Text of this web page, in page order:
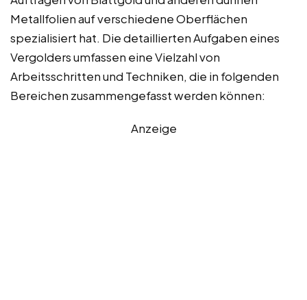
Metallfolien auf verschiedene Oberflächen
spezialisiert hat. Die detaillierten Aufgaben eines
Vergolders umfassen eine Vielzahl von
Arbeitsschritten und Techniken, die in folgenden
Bereichen zusammengefasst werden können:
Anzeige